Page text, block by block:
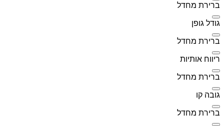
ברירת מחדל
גודל גופן
ברירת מחדל
ריווח אותיות
ברירת מחדל
גובה קו
ברירת מחדל